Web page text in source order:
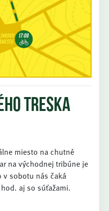
Treska
miesto na chutné
na východnej tribúne je
sobotu nás čaká
aj so súťažami.